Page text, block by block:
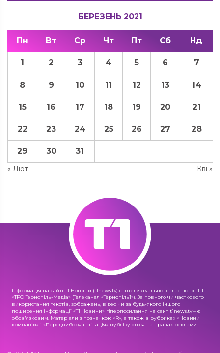
БЕРЕЗЕНЬ 2021
Пн Вт Ср Чт Пт Сб Нд
« Лют Кві »
1 2 3 4 5 6 7
8 9 10 11 12 13 14
15 16 17 18 19 20 21
22 23 24 25 26 27 28
29 30 31
Інформація на сайті Т1 Новини (t1news.tv) є інтелектуальною власністю ПП
«ТРО Тернопіль-Медіа» (Телеканал «Тернопіль1»). За повного чи часткового
використання текстів, зображень, відео чи за будь-якого іншого
поширення інформації «Т1 Новини» гіперпосилання на сайт t1news.tv – є
обов'язковим. Матеріали з позначкою «R», а також в рубриках «Новини
компаній» і «Передвиборча агітація» публікуються на правах реклами.